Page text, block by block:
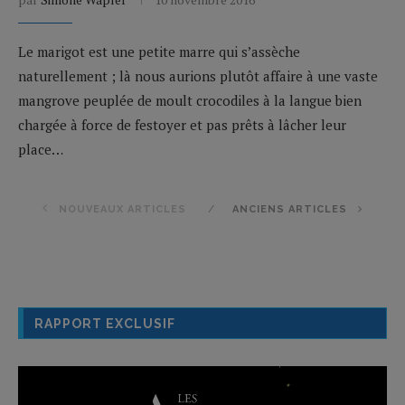
Le marigot est une petite marre qui s’assèche
naturellement ; là nous aurions plutôt affaire à une vaste
mangrove peuplée de moult crocodiles à la langue bien
chargée à force de festoyer et pas prêts à lâcher leur
place…
NOUVEAUX ARTICLES ANCIENS ARTICLES
RAPPORT EXCLUSIF